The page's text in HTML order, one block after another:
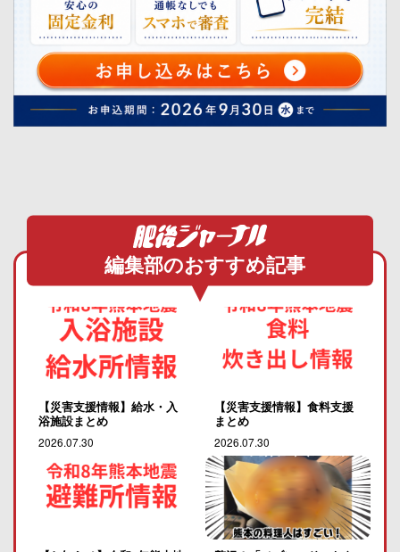
編集部のおすすめ記事
【災害支援情報】給水・入
浴施設まとめ
2026.07.30
【災害支援情報】食料支援
まとめ
2026.07.30